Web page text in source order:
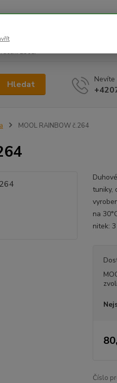
!!! POZOR ZMĚNA !!! V
zboží
Hledat Nevíte
MOOL RAINBOW č.264
tuniky,
na
nitek:
Číslo